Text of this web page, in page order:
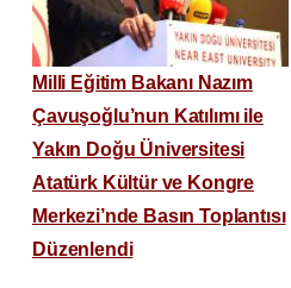
Milli Eğitim Bakanı Nazım
Çavuşoğlu’nun Katılımı ile
Yakın Doğu Üniversitesi
Atatürk Kültür ve Kongre
Merkezi’nde Basın Toplantısı
Düzenlendi